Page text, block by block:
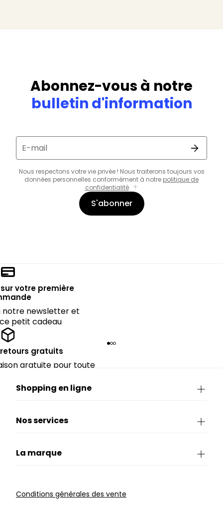
Abonnez-vous à notre
bulletin d'information
E-mail
Nous respectons votre vie privée ! Nous traiterons toujours vos
données personnelles conformément à notre politique de
confidentialité.
S'abonner
votre première
notre newsletter et
petit cadeau
gratuits
gratuite pour toute
Shopping en ligne
Nos services
La marque
Conditions générales des vente